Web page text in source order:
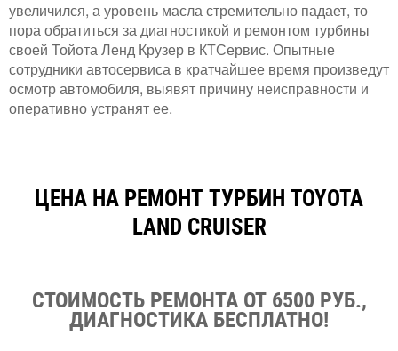
увеличился, а уровень масла стремительно падает, то
пора обратиться за диагностикой и ремонтом турбины
своей Тойота Ленд Крузер в КТСервис. Опытные
сотрудники автосервиса в кратчайшее время произведут
осмотр автомобиля, выявят причину неисправности и
оперативно устранят ее.
ЦЕНА НА РЕМОНТ ТУРБИН TOYOTA
LAND CRUISER
СТОИМОСТЬ РЕМОНТА ОТ 6500 РУБ.,
ДИАГНОСТИКА БЕСПЛАТНО!